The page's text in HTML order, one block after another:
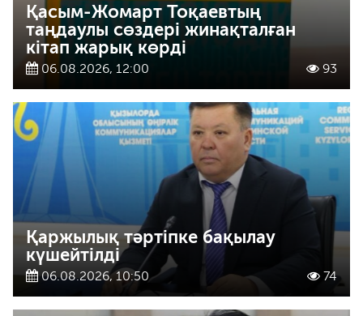
Қасым-Жомарт Тоқаевтың
таңдаулы сөздері жинақталған
кітап жарық көрді
06.08.2026, 12:00 93
Қаржылық тәртіпке бақылау
күшейтілді
06.08.2026, 10:50 74